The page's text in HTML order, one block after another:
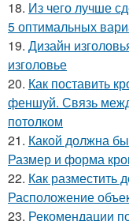
18. Из чего лучше
5 оптимальных
19. Дизайн
изголовье
20. Как поставить
феншуй. Связь
потолком
21. Какой должна
Размер и форма
22. Как разместить
Расположение
23. Рекомендации